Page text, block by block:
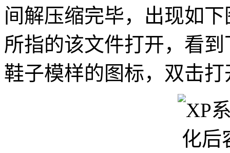
间解压缩完毕，出现如
所指的该文件打开，看
鞋子模样的图标，双击打